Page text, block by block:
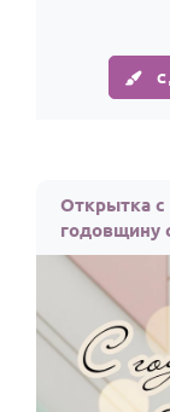
Открытка
годовщину